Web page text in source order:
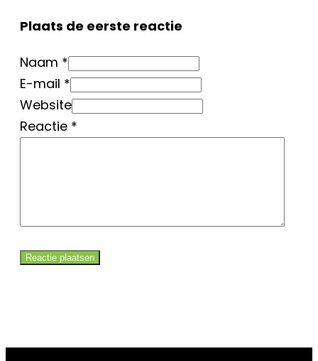
Plaats de eerste reactie
Naam *
E-mail *
Website
Reactie *